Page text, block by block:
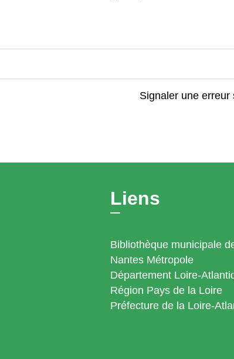
Signaler une erreur
Liens
Bibliothèque municipale
Nantes Métropole
Département Loire-
Région Pays de la Loire
Préfecture de la Loire-